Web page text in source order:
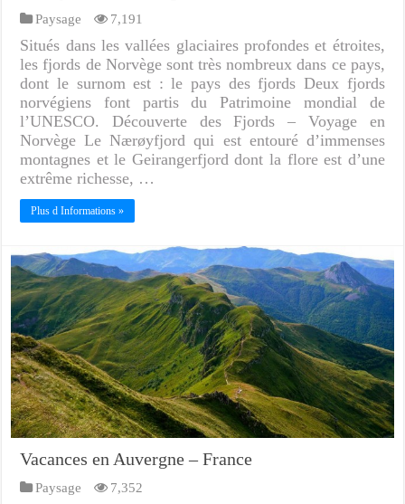
Paysage 7,191
Situés dans les vallées glaciaires profondes et étroites,
les fjords de Norvège sont très nombreux dans ce pays,
dont le surnom est : le pays des fjords Deux fjords
norvégiens font partis du Patrimoine mondial de
l’UNESCO. Découverte des Fjords – Voyage en
Norvège Le Nærøyfjord qui est entouré d’immenses
montagnes et le Geirangerfjord dont la flore est d’une
extrême richesse, …
Plus d Informations »
Vacances en Auvergne – France
Paysage 7,352